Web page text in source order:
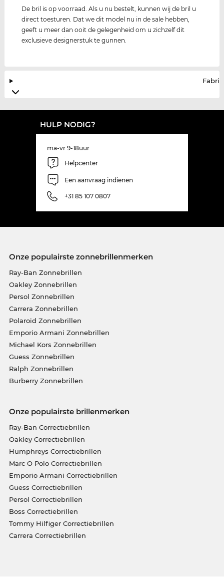
De bril is op voorraad. Als u nu bestelt, kunnen wij de bril u
direct toesturen. Dat we dit model nu in de sale hebben,
geeft u meer dan ooit de gelegenheid om u zichzelf dit
exclusieve designerstuk te gunnen.
HULP NODIG?
ma-vr 9-18uur
Helpcenter
Een aanvraag indienen
+31 85 107 0807
Onze populairste zonnebrillenmerken
Ray-Ban Zonnebrillen
Oakley Zonnebrillen
Persol Zonnebrillen
Carrera Zonnebrillen
Polaroid Zonnebrillen
Emporio Armani Zonnebrillen
Michael Kors Zonnebrillen
Guess Zonnebrillen
Ralph Zonnebrillen
Burberry Zonnebrillen
Onze populairste brillenmerken
Ray-Ban Correctiebrillen
Oakley Correctiebrillen
Humphreys Correctiebrillen
Marc O Polo Correctiebrillen
Emporio Armani Correctiebrillen
Guess Correctiebrillen
Persol Correctiebrillen
Boss Correctiebrillen
Tommy Hilfiger Correctiebrillen
Carrera Correctiebrillen